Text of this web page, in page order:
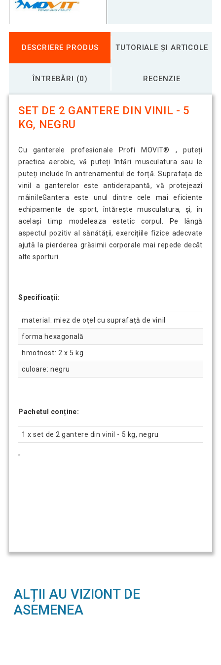
DESCRIERE PRODUS TUTORIALE ȘI ARTICOLE
ÎNTREBĂRI (0) RECENZIE
SET DE 2 GANTERE DIN VINIL - 5
KG, NEGRU
Cu ganterele profesionale Profi MOVIT® , puteți
practica aerobic, vă puteți întări musculatura sau le
puteți include în antrenamentul de forță. Suprafața de
vinil a ganterelor este antiderapantă, vă protejeazî
mâinileGantera este unul dintre cele mai eficiente
echipamente de sport, întărește musculatura, și, în
același timp modeleaza estetic corpul. Pe lângă
aspectul pozitiv al sănătății, exercițiile fizice adecvate
ajută la pierderea grăsimii corporale mai repede decât
alte sporturi.
Specificații:
material: miez de oțel cu suprafață de vinil
forma hexagonală
hmotnost: 2 x 5 kg
culoare: negru
Pachetul conține:
1 x set de 2 gantere din vinil - 5 kg, negru
"
ALȚII AU VIZIONT DE
ASEMENEA